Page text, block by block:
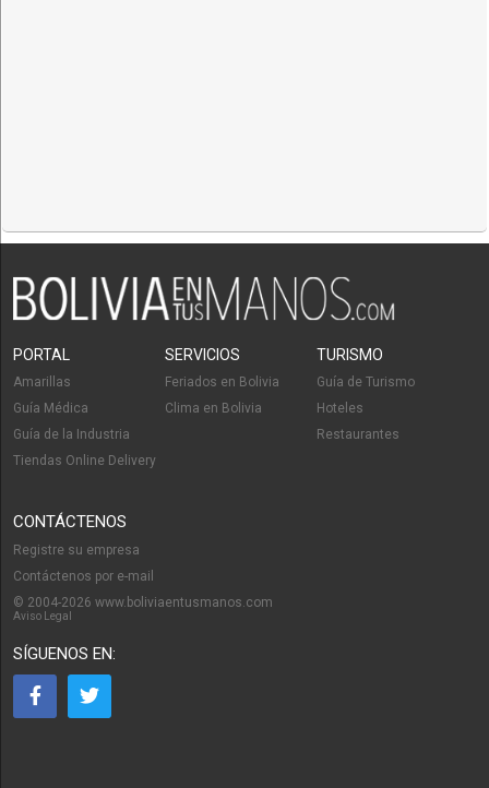
PORTAL
Amarillas
Guía Médica
Guía de la Industria
Tiendas Online Delivery
SERVICIOS
Feriados en Bolivia
Clima en Bolivia
TURISMO
Guía de Turismo
Hoteles
Restaurantes
CONTÁCTENOS
Registre su empresa
Contáctenos por e-mail
© 2004-2026 www.boliviaentusmanos.com
Aviso Legal
SÍGUENOS EN: